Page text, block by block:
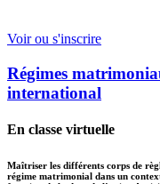
Voir ou s'inscrire
Régimes
international
En classe virtuelle
Maîtriser les différents corps de
régime matrimonial dans un